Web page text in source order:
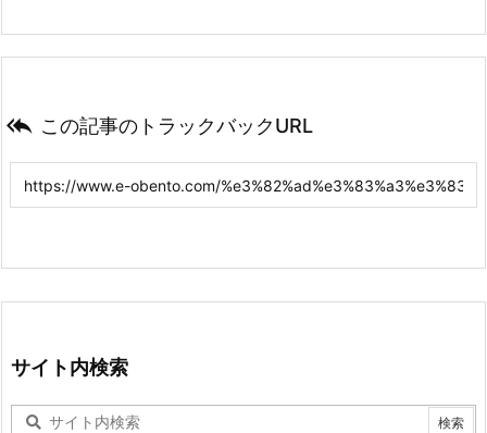
 この記事のトラックバックURL
サイト内検索